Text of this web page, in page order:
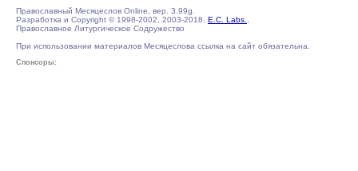
Православный Месяцеслов Online, вер. 3.99g.
Разработка и Copyright © 1998-2002, 2003-2018, E.C. Labs.
Православное Литургическое Содружество
При использовании материалов Месяцеслова ссылка на сайт обязательна.
Спонсоры: